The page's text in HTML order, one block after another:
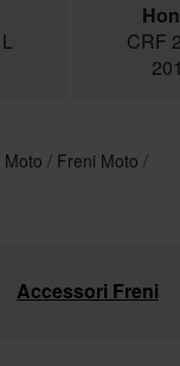
CRF
Moto Freni Moto
Accessori Freni